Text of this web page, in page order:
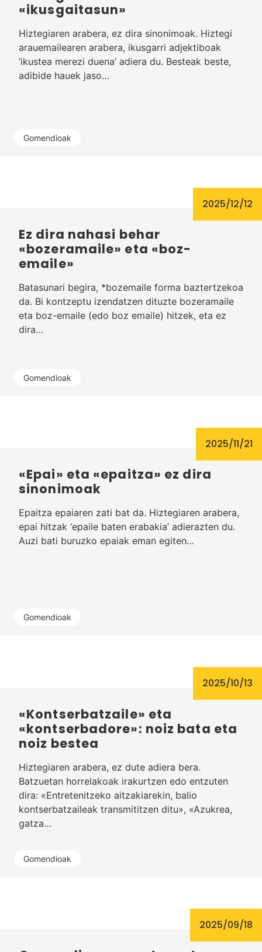
Gomendioak
«ikusgaitasun»
Hiztegiaren arabera, ez dira sinonimoak. Hiztegi
arauemailearen arabera, ikusgarri adjektiboak
‘ikustea merezi duena’ adiera du. Besteak beste,
adibide hauek jaso…
Gomendioak
2025/12/12
Ez dira nahasi behar
«bozeramaile» eta «boz-
emaile»
Batasunari begira, *bozemaile forma baztertzekoa
da. Bi kontzeptu izendatzen dituzte bozeramaile
eta boz-emaile (edo boz emaile) hitzek, eta ez
dira…
Gomendioak
2025/11/21
«Epai» eta «epaitza» ez dira
sinonimoak
Epaitza epaiaren zati bat da. Hiztegiaren arabera,
epai hitzak ‘epaile baten erabakia’ adierazten du.
Auzi bati buruzko epaiak eman egiten…
Gomendioak
2025/10/13
«Kontserbatzaile» eta
«kontserbadore»: noiz bata eta
noiz bestea
Hiztegiaren arabera, ez dute adiera bera.
Batzuetan horrelakoak irakurtzen edo entzuten
dira: «Entretenitzeko aitzakiarekin, balio
kontserbatzaileak transmititzen ditu», «Azukrea,
gatza…
2025/09/18